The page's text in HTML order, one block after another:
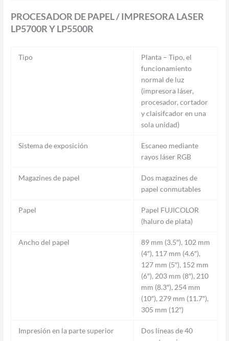
PROCESADOR DE PAPEL / IMPRESORA LASER
LP5700R Y LP5500R
Tipo
Planta – Tipo, el
funcionamiento
normal de luz
(impresora láser,
procesador, cortador
y claisifcador en una
sola unidad)
Sistema de exposición
Escaneo mediante
rayos láser RGB
Magazines de papel
Dos magazines de
papel conmutables
Papel
Papel FUJICOLOR
(haluro de plata)
Ancho del papel
89 mm (3.5″), 102 mm
(4″), 117 mm (4.6″),
127 mm (5″), 152 mm
(6″), 203 mm (8″), 210
mm (8.3″), 254 mm
(10″), 279 mm (11.7″),
305 mm (12″)
Impresión en la parte superior
Dos líneas de 40